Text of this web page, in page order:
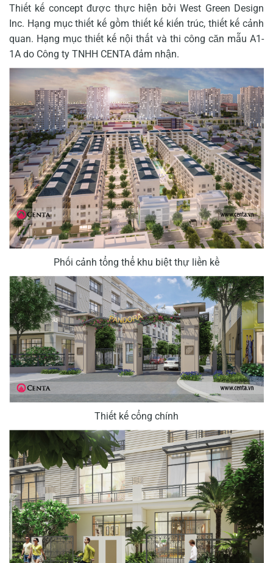
Thiết kế concept được thực hiện bởi West Green Design
Inc. Hạng mục thiết kế gồm thiết kế kiến trúc, thiết kế cảnh
quan. Hạng mục thiết kế nội thất và thi công căn mẫu A1-
1A do Công ty TNHH CENTA đảm nhận.
Phối cảnh tổng thể khu biệt thự liền kề
Thiết kế cổng chính